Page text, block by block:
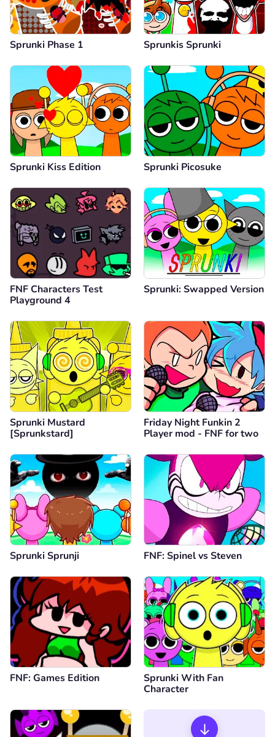
Sprunki Phase 1 Sprunkis Sprunki
Sprunki Kiss Edition Sprunki Picosuke
FNF Characters Test
Playground 4
Sprunki: Swapped Version
Sprunki Mustard
[Sprunkstard]
Friday Night Funkin 2
Player mod - FNF for two
Sprunki Sprunji FNF: Spinel vs Steven
FNF: Games Edition
Sprunki With Fan
Character